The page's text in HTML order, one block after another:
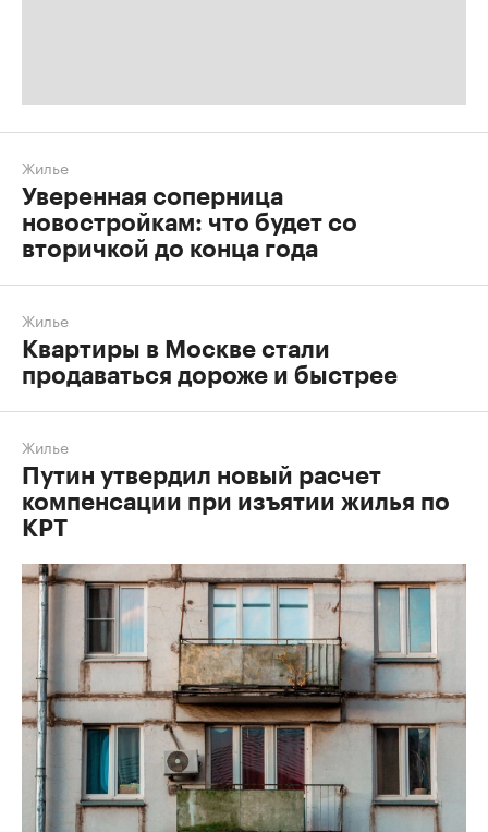
Жилье
Уверенная соперница
новостройкам: что будет со
вторичкой до конца года
Жилье
Квартиры в Москве стали
продаваться дороже и быстрее
Жилье
Путин утвердил новый расчет
компенсации при изъятии жилья по
КРТ